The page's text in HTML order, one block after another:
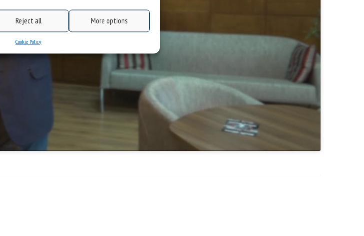
Reject all More options
Cookie Policy